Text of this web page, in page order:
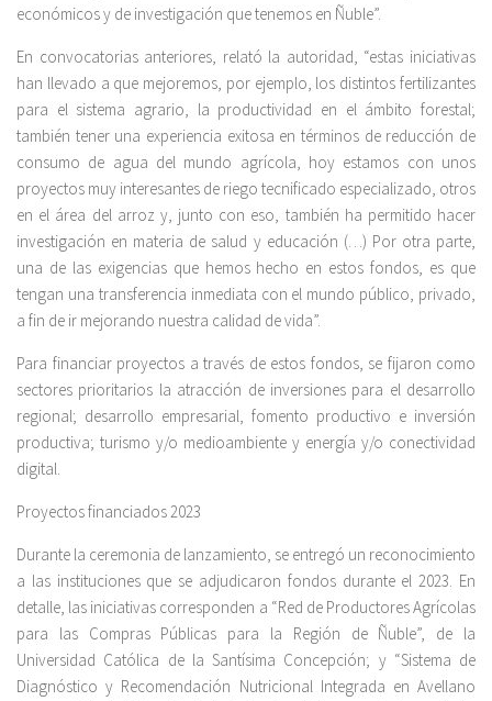
económicos y de investigación que tenemos en Ñuble”.
En convocatorias anteriores, relató la autoridad, “estas iniciativas
han llevado a que mejoremos, por ejemplo, los distintos fertilizantes
para el sistema agrario, la productividad en el ámbito forestal;
también tener una experiencia exitosa en términos de reducción de
consumo de agua del mundo agrícola, hoy estamos con unos
proyectos muy interesantes de riego tecnificado especializado, otros
en el área del arroz y, junto con eso, también ha permitido hacer
investigación en materia de salud y educación (…) Por otra parte,
una de las exigencias que hemos hecho en estos fondos, es que
tengan una transferencia inmediata con el mundo público, privado,
a fin de ir mejorando nuestra calidad de vida”.
Para financiar proyectos a través de estos fondos, se fijaron como
sectores prioritarios la atracción de inversiones para el desarrollo
regional; desarrollo empresarial, fomento productivo e inversión
productiva; turismo y/o medioambiente y energía y/o conectividad
digital.
Proyectos financiados 2023
Durante la ceremonia de lanzamiento, se entregó un reconocimiento
a las instituciones que se adjudicaron fondos durante el 2023. En
detalle, las iniciativas corresponden a “Red de Productores Agrícolas
para las Compras Públicas para la Región de Ñuble”, de la
Universidad Católica de la Santísima Concepción; y “Sistema de
Diagnóstico y Recomendación Nutricional Integrada en Avellano